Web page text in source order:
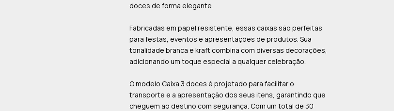
doces de forma elegante.
Fabricadas em papel resistente, essas caixas são perfeitas
para festas, eventos e apresentações de produtos. Sua
tonalidade branca e kraft combina com diversas decorações,
adicionando um toque especial a qualquer celebração.
O modelo Caixa 3 doces é projetado para facilitar o
transporte e a apresentação dos seus itens, garantindo que
cheguem ao destino com segurança. Com um total de 30